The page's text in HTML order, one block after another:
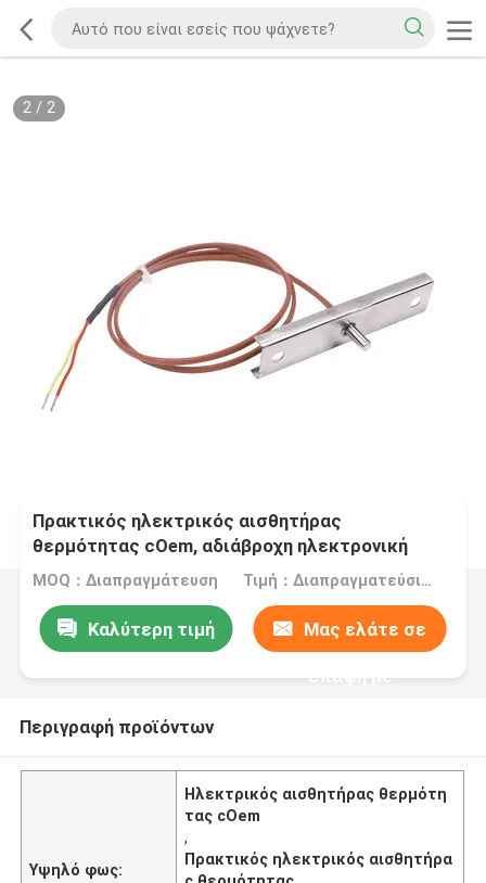
2/ 2
Πρακτικός ηλεκτρικός αισθητήρας
θερμότητας cOem, αδιάβροχη ηλεκτρονική
τμημάτων NTC
MOQ：Διαπραγμάτευση Τιμή：Διαπραγματεύσιμα
Καλύτερη τιμή Μας ελάτε σε
επαφή με
Περιγραφή προϊόντων
Υψηλό φως:
Ηλεκτρικός αισθητήρας θερμότη
τας cOem
,
Πρακτικός ηλεκτρικός αισθητήρα